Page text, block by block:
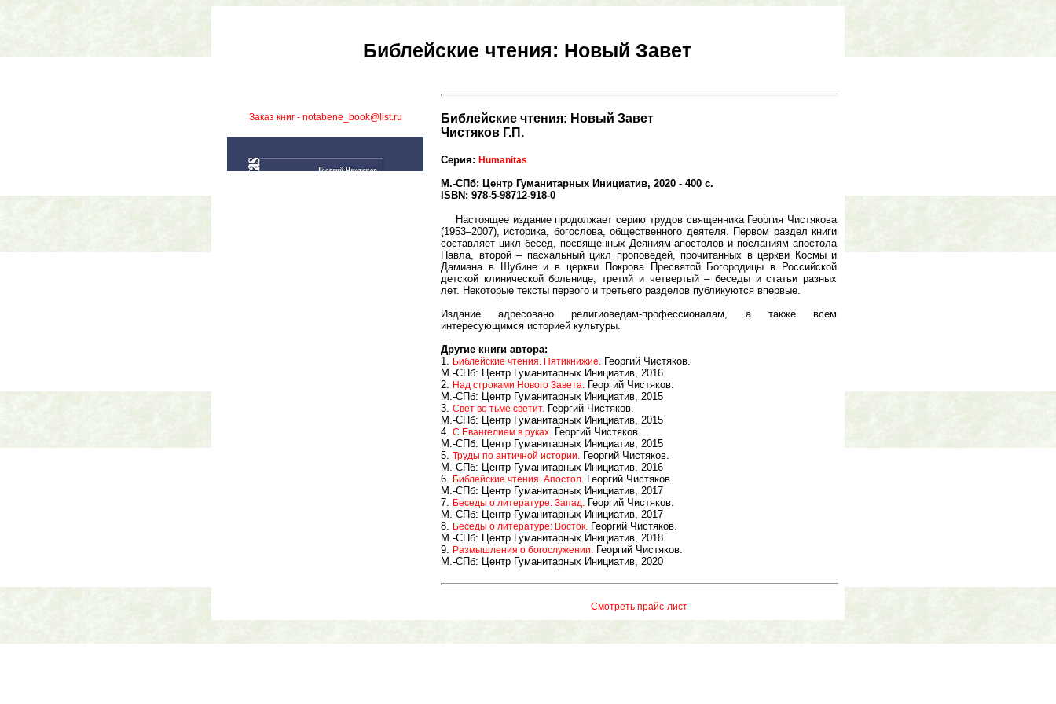
Библейские чтения: Новый Завет
Заказ книг - notabene_book@list.ru
Библейские чтения: Новый Завет
Чистяков Г.П.
Серия: Humanitas
М.-СПб: Центр Гуманитарных Инициатив, 2020 - 400 с.
ISBN: 978-5-98712-918-0
Настоящее издание продолжает серию трудов священника Георгия Чистякова
(1953–2007), историка, богослова, общественного деятеля. Первом раздел книги
составляет цикл бесед, посвященных Деяниям апостолов и посланиям апостола
Павла, второй – пасхальный цикл проповедей, прочитанных в церкви Космы и
Дамиана в Шубине и в церкви Покрова Пресвятой Богородицы в Российской
детской клинической больнице, третий и четвертый – беседы и статьи разных
лет. Некоторые тексты первого и третьего разделов публикуются впервые.
Издание адресовано религиоведам-профессионалам, а также всем
интересующимся историей культуры.
Другие книги автора:
1. Библейские чтения. Пятикнижие. Георгий Чистяков.
М.-СПб: Центр Гуманитарных Инициатив, 2016
2. Над строками Нового Завета. Георгий Чистяков.
М.-СПб: Центр Гуманитарных Инициатив, 2015
3. Свет во тьме светит. Георгий Чистяков.
М.-СПб: Центр Гуманитарных Инициатив, 2015
4. С Евангелием в руках. Георгий Чистяков.
М.-СПб: Центр Гуманитарных Инициатив, 2015
5. Труды по античной истории. Георгий Чистяков.
М.-СПб: Центр Гуманитарных Инициатив, 2016
6. Библейские чтения. Апостол. Георгий Чистяков.
М.-СПб: Центр Гуманитарных Инициатив, 2017
7. Беседы о литературе: Запад. Георгий Чистяков.
М.-СПб: Центр Гуманитарных Инициатив, 2017
8. Беседы о литературе: Восток. Георгий Чистяков.
М.-СПб: Центр Гуманитарных Инициатив, 2018
9. Размышления о богослужении. Георгий Чистяков.
М.-СПб: Центр Гуманитарных Инициатив, 2020
Смотреть прайс-лист